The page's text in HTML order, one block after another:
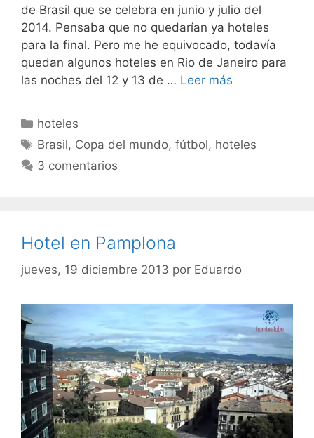
de Brasil que se celebra en junio y julio del
2014. Pensaba que no quedarían ya hoteles
para la final. Pero me he equivocado, todavía
quedan algunos hoteles en Rio de Janeiro para
las noches del 12 y 13 de … Leer más
Categorías
hoteles
Etiquetas
Brasil, Copa del mundo,fútbol, hoteles
3 comentarios
Hotel en Pamplona
jueves, 19 diciembre 2013 por Eduardo